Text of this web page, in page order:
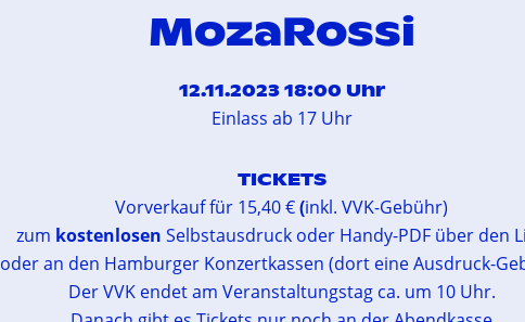
MozaRossi
12.11.2023 18:00 Uhr
Einlass ab 17 Uhr
TICKETS
Vorverkauf für 15,40 €(inkl. VVK-Gebühr)
zum kostenlosenSelbstausdruck oder Handy-PDF über den
oder an den Hamburger Konzertkassen (dort eine Ausdruck-
Der VVK endet am Veranstaltungstag ca. um 10 Uhr.